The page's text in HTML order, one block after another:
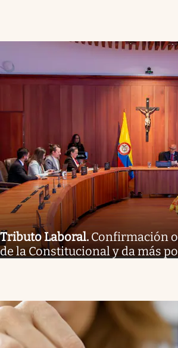
Tributo Laboral. Confirmación
de la Constitucional y da más